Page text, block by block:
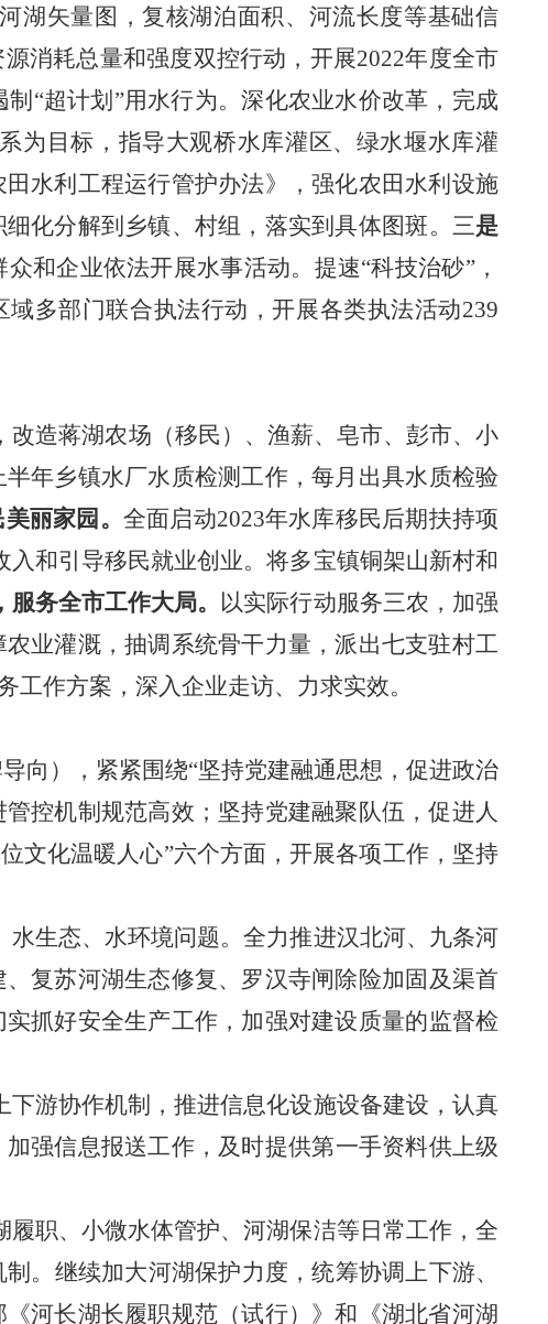
湖矢量图，复核湖泊面积、河流长度等基础信
消耗总量和强度双控行动，开展2022年度全市
制 “超计划”用水行为。深化农业水价改革， 完成
为目标，指导大观桥水库灌区、绿水堰水库灌
水利工程运行管护办法》，强化农田水利设施
化分解到乡镇、村组，落实到具体图斑。三是
和企业依法开展水事活动。提速“科技治砂”，
域多部门联合执法行动 ，开展各类执法活动239
， 改造蒋湖农场（移民）、渔薪、皂市、彭市、小
半年乡镇水厂水质检测工作，每月出具水质检验
丽家园。 全面启动2023年水库移民后期扶持项
和引导移民就业创业。将多宝镇铜架山新村和
务全市工作大局。
以实际行动服务三农，加强
业灌溉，抽调系统骨干力量，派出七支驻村工
工作方案，深入企业走访、 力求实效。
向）， 紧紧围绕“坚持党建融通思想，促进政治
控机制规范高效；坚持党建融聚队伍，促进人
文化温暖人心”六个方面，开展各项工作，坚持
水生态、水环境问题。全力推进汉北河、 九条河
复苏河湖生态修复、罗汉寺闸除险加固及渠首
抓好安全生产工作， 加强对建设质量的监督检
游协作机制，推进信息化设施设备建设， 认真
加强信息报送工作， 及时提供第一手资料供上级
职、小微水体管护、河湖保洁等日常工作，全
。继续加大河湖保护力度，统筹协调上下游、
《河长湖长履职规范（试行）》和《湖北省河湖